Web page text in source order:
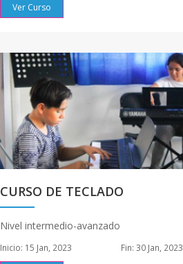
Ver Curso
CURSO DE TECLADO
Nivel intermedio-avanzado
Inicio: 15 Jan, 2023 Fin: 30 Jan, 2023